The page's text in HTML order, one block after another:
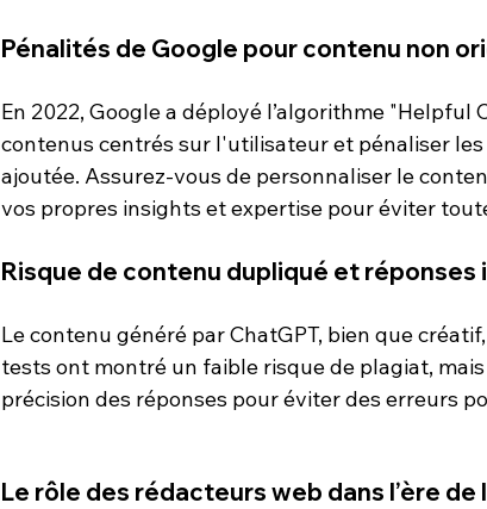
Pénalités de Google pour contenu non
En 2022, Google a déployé l’algorithme
contenus centrés sur l'utilisateur et pénaliser
ajoutée. Assurez-vous de personnaliser le
vos propres insights et expertise pour éviter
Risque de contenu dupliqué et réponses
Le contenu généré par ChatGPT, bien que
tests ont montré un faible risque de plagiat,
précision des réponses pour éviter des erreurs
Le rôle des rédacteurs web dans l’ère de